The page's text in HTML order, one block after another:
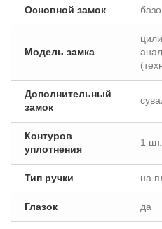
Основной замок
Модель замка
Дополнительный
замок
Контуров
уплотнения
1 шт.
Тип ручки на
Глазок да